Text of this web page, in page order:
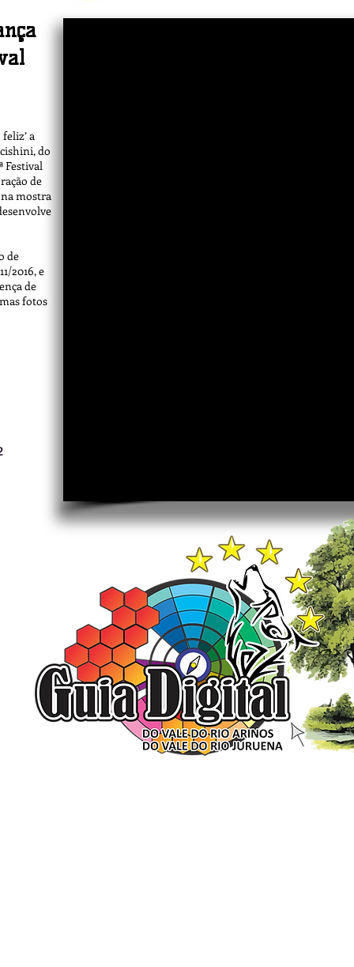
a
do
Festival
de
na mostra
de
2016, e
de
fotos